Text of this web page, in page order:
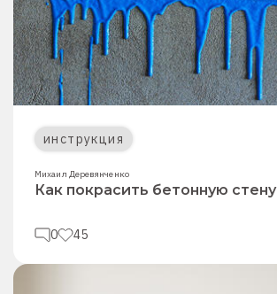
инструкция
Михаил Деревянченко
Как покрасить бетонную стену
0 45